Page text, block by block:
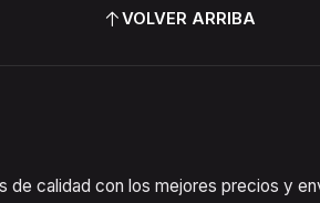
VOLVER ARRIBA
calidad con los mejores precios y